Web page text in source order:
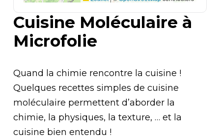
Cuisine Moléculaire à
Microfolie
Quand la chimie rencontre la cuisine !
Quelques recettes simples de cuisine
moléculaire permettent d’aborder la
chimie, la physiques, la texture, … et la
cuisine bien entendu !